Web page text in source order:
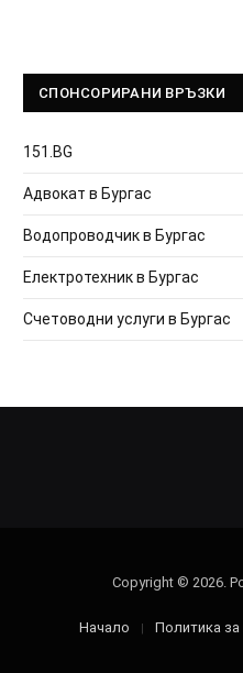
СПОНСОРИРАНИ ВРЪЗКИ
151.BG
Адвокат в Бургас
Водопроводчик в Бургас
Електротехник в Бургас
Счетоводни услуги в Бургас
Copyright © 2026.
Начало Политика